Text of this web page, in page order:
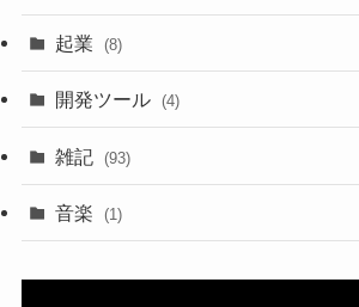
起業 (8)
開発ツール (4)
雑記 (93)
音楽 (1)